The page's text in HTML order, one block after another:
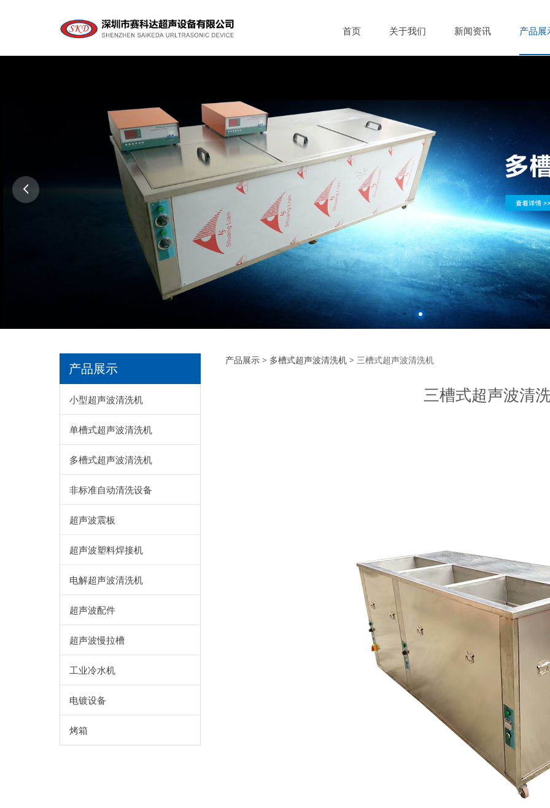
首页 关于我们 新闻资讯 产品展
产品展示
小型超声波清洗机
单槽式超声波清洗机
多槽式超声波清洗机
非标准自动清洗设备
超声波震板
超声波塑料焊接机
电解超声波清洗机
超声波配件
超声波慢拉槽
工业冷水机
电镀设备
烤箱
三槽式超声波清洗机
产品展示 > 多槽式超声波清洗机 > 三槽式超声波清洗机
三槽式超声波清